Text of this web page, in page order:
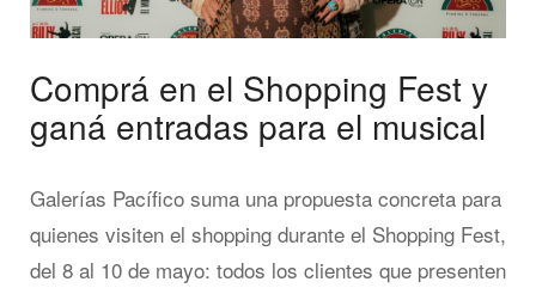
Comprá en el Shopping Fest y
ganá entradas para el musical
Galerías Pacífico suma una propuesta concreta para
quienes visiten el shopping durante el Shopping Fest,
del 8 al 10 de mayo: todos los clientes que presenten